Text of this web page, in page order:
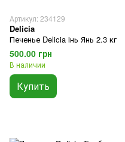
Артикул: 234129
Delicia
Печенье Delicia Інь Янь 2.3 кг
500.00 грн
В наличии
Купить